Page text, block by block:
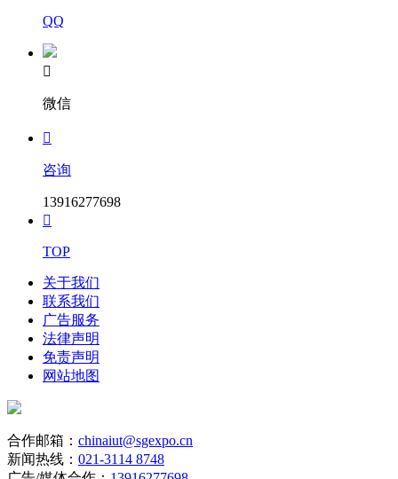
QQ

微信

咨询
13916277698

TOP
关于我们
联系我们
广告服务
法律声明
免责声明
网站地图
合作邮箱： chinaiut@sgexpo.cn
新闻热线： 021-3114 8748